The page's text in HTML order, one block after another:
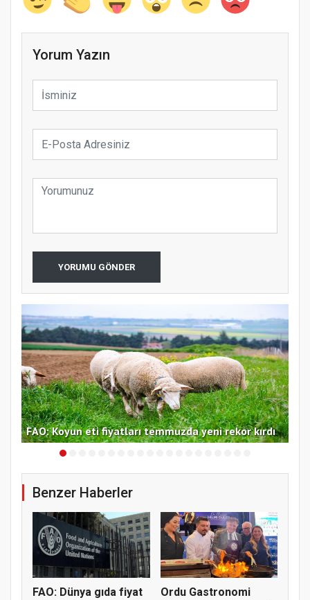
Yorum Yazın
YORUMU GÖNDER
FAO: Koyun eti fiyatları temmuzda yeni rekor kırdı
Benzer Haberler
FAO: Dünya gıda fiyat
Ordu Gastronomi